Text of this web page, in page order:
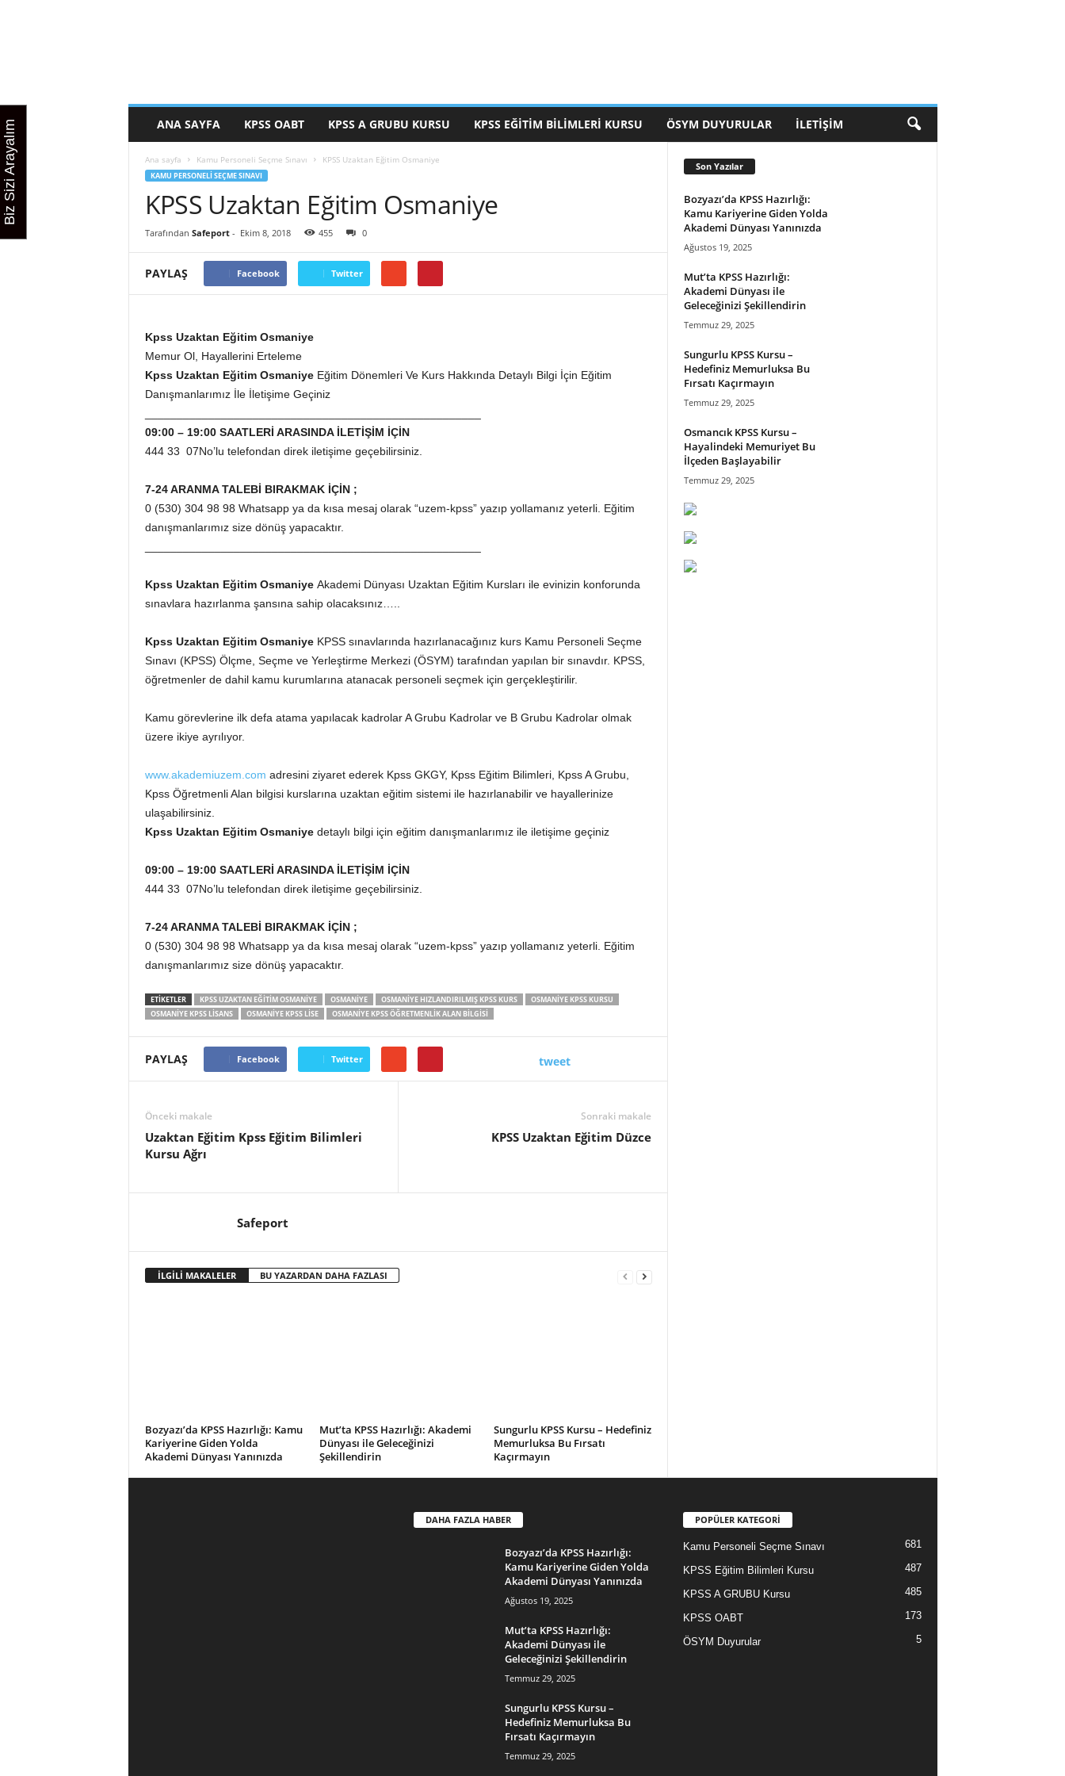
ANA SAYFA KPSS OABT KPSS A GRUBU KURSU KPSS EĞITIM BILIMLERI KURSU ÖSYM DUYURULAR İLETIŞIM
Ana sayfa Kamu Personeli Seçme Sınavı KPSS Uzaktan Eğitim Osmaniye
KAMU PERSONELI SEÇME SINAVI
KPSS Uzaktan Eğitim Osmaniye
Tarafından Safeport- Ekim 8, 2018 455 0
PAYLAŞ Facebook Twitter
Kpss Uzaktan Eğitim Osmaniye
Memur Ol, Hayallerini Erteleme
Kpss Uzaktan Eğitim Osmaniye Eğitim Dönemleri Ve Kurs Hakkında Detaylı Bilgi İçin Eğitim
Danışmanlarımız İle İletişime Geçiniz
09:00 – 19:00 SAATLERİ ARASINDA İLETİŞİM İÇİN
444 33 07No’lu telefondan direk iletişime geçebilirsiniz.
7-24 ARANMA TALEBİ BIRAKMAK İÇİN ;
0 (530) 304 98 98 Whatsapp ya da kısa mesaj olarak “uzem-kpss” yazıp yollamanız yeterli. Eğitim
danışmanlarımız size dönüş yapacaktır.
Kpss Uzaktan Eğitim Osmaniye Akademi Dünyası Uzaktan Eğitim Kursları ile evinizin konforunda
sınavlara hazırlanma şansına sahip olacaksınız…..
Kpss Uzaktan Eğitim Osmaniye KPSS sınavlarında hazırlanacağınız kurs Kamu Personeli Seçme
Sınavı (KPSS) Ölçme, Seçme ve Yerleştirme Merkezi (ÖSYM) tarafından yapılan bir sınavdır. KPSS,
öğretmenler de dahil kamu kurumlarına atanacak personeli seçmek için gerçekleştirilir.
Kamu görevlerine ilk defa atama yapılacak kadrolar A Grubu Kadrolar ve B Grubu Kadrolar olmak
üzere ikiye ayrılıyor.
www.akademiuzem.com adresini ziyaret ederek Kpss GKGY, Kpss Eğitim Bilimleri, Kpss A Grubu,
Kpss Öğretmenli Alan bilgisi kurslarına uzaktan eğitim sistemi ile hazırlanabilir ve hayallerinize
ulaşabilirsiniz.
Kpss Uzaktan Eğitim Osmaniye detaylı bilgi için eğitim danışmanlarımız ile iletişime geçiniz
09:00 – 19:00 SAATLERİ ARASINDA İLETİŞİM İÇİN
444 33 07No’lu telefondan direk iletişime geçebilirsiniz.
7-24 ARANMA TALEBİ BIRAKMAK İÇİN ;
0 (530) 304 98 98 Whatsapp ya da kısa mesaj olarak “uzem-kpss” yazıp yollamanız yeterli. Eğitim
danışmanlarımız size dönüş yapacaktır.
ETİKETLER KPSS UZAKTAN EĞITIM OSMANIYE OSMANIYE OSMANIYE HIZLANDIRILMIŞ KPSS KURS
OSMANIYE KPSS KURSU
OSMANIYE KPSS LISANS
OSMANIYE KPSS LISE OSMANIYE KPSS ÖĞRETMENLIK ALAN BILGISI
PAYLAŞ Facebook Twitter tweet
Önceki makale
Uzaktan Eğitim Kpss Eğitim Bilimleri
Kursu Ağrı
Sonraki makale
KPSS Uzaktan Eğitim Düzce
Safeport
İLGİLİ MAKALELER BU YAZARDAN DAHA FAZLASI
Bozyazı’da KPSS Hazırlığı: Kamu
Kariyerine Giden Yolda
Akademi Dünyası Yanınızda
Mut’ta KPSS Hazırlığı: Akademi
Dünyası ile Geleceğinizi
Şekillendirin
Sungurlu KPSS Kursu – Hedefiniz
Memurluksa Bu Fırsatı
Kaçırmayın
Son Yazılar
Bozyazı’da KPSS Hazırlığı:
Kamu Kariyerine Giden Yolda
Akademi Dünyası Yanınızda
Ağustos 19, 2025
Mut’ta KPSS Hazırlığı:
Akademi Dünyası ile
Geleceğinizi Şekillendirin
Temmuz 29, 2025
Sungurlu KPSS Kursu –
Hedefiniz Memurluksa Bu
Fırsatı Kaçırmayın
Temmuz 29, 2025
Osmancık KPSS Kursu –
Hayalindeki Memuriyet Bu
İlçeden Başlayabilir
Temmuz 29, 2025
DAHA FAZLA HABER
Bozyazı’da KPSS Hazırlığı:
Kamu Kariyerine Giden Yolda
Akademi Dünyası Yanınızda
Ağustos 19, 2025
Mut’ta KPSS Hazırlığı:
Akademi Dünyası ile
Geleceğinizi Şekillendirin
Temmuz 29, 2025
Sungurlu KPSS Kursu –
Hedefiniz Memurluksa Bu
Fırsatı Kaçırmayın
Temmuz 29, 2025
POPÜLER KATEGORİ
Kamu Personeli Seçme Sınavı 681
KPSS Eğitim Bilimleri Kursu 487
KPSS A GRUBU Kursu 485
KPSS OABT 173
ÖSYM Duyurular 5
Biz Sizi Arayalım